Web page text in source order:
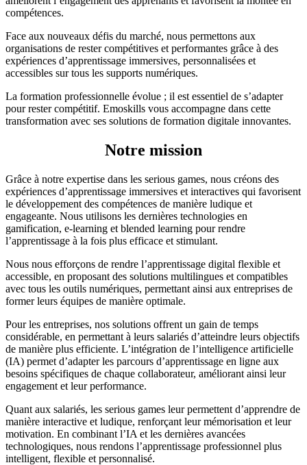
compétences.
Face aux nouveaux défis du marché, nous permettons aux
organisations de rester compétitives et performantes grâce à des
expériences d’apprentissage immersives, personnalisées et
accessibles sur tous les supports numériques.
La formation professionnelle évolue ; il est essentiel de s’adapter
pour rester compétitif. Emoskills vous accompagne dans cette
transformation avec ses solutions de formation digitale innovantes.
Notre mission
Grâce à notre expertise dans les serious games, nous créons des
expériences d’apprentissage immersives et interactives qui favorisent
le développement des compétences de manière ludique et
engageante. Nous utilisons les dernières technologies en
gamification, e-learning et blended learning pour rendre
l’apprentissage à la fois plus efficace et stimulant.
Nous nous efforçons de rendre l’apprentissage digital flexible et
accessible, en proposant des solutions multilingues et compatibles
avec tous les outils numériques, permettant ainsi aux entreprises de
former leurs équipes de manière optimale.
Pour les entreprises, nos solutions offrent un gain de temps
considérable, en permettant à leurs salariés d’atteindre leurs objectifs
de manière plus efficiente. L’intégration de l’intelligence artificielle
(IA) permet d’adapter les parcours d’apprentissage en ligne aux
besoins spécifiques de chaque collaborateur, améliorant ainsi leur
engagement et leur performance.
Quant aux salariés, les serious games leur permettent d’apprendre de
manière interactive et ludique, renforçant leur mémorisation et leur
motivation. En combinant l’IA et les dernières avancées
technologiques, nous rendons l’apprentissage professionnel plus
intelligent, flexible et personnalisé.